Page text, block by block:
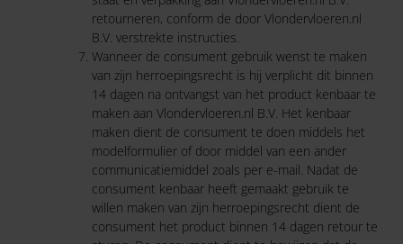
retourneren, conform de door Vlondervloeren.nl
B.V. verstrekte instructies.
Wanneer de consument gebruik wenst te maken
van zijn herroepingsrecht is hij verplicht dit binnen
14 dagen na ontvangst van het product kenbaar te
maken aan Vlondervloeren.nl B.V. Het kenbaar
maken dient de consument te doen middels het
modelformulier of door middel van een ander
communicatiemiddel zoals per e-mail. Nadat de
consument kenbaar heeft gemaakt gebruik te
willen maken van zijn herroepingsrecht dient de
consument het product binnen 14 dagen retour te